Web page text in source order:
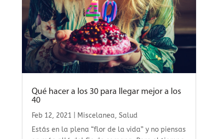
Qué hacer a los 30 para llegar mejor a los
40
Feb 12, 2021 Miscelanea, Salud
Estás en la plena “flor de la vida” y no piensas